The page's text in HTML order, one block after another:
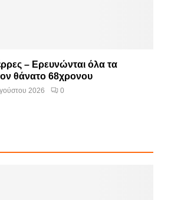
– Ερευνώνται όλα τα
θάνατο 68χρονου
2026 0